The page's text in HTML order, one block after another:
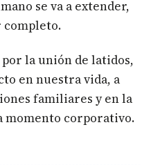
se va a extender,
completo.
la unión de latidos,
en nuestra vida, a
familiares y en la
momento corporativo.